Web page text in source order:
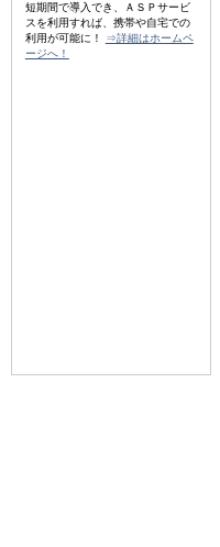
短期間で導入でき、ＡＳＰサービ
スを利用すれば、携帯や自宅での
利用が可能に！
⇒詳細はホームペ
ージへ！